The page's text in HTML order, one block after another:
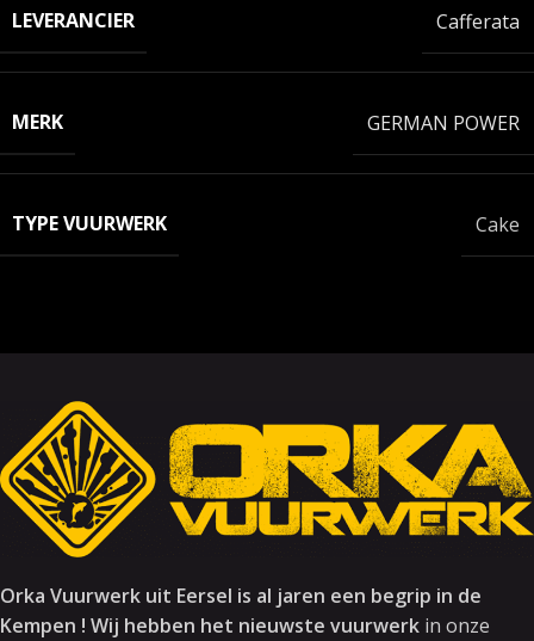
LEVERANCIER Cafferata
MERK GERMAN POWER
TYPE VUURWERK Cake
Orka Vuurwerk uit Eersel is al jaren een begrip in de
Kempen ! Wij hebben het nieuwste vuurwerk in onze